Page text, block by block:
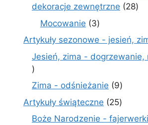
dekoracje zewnętrzne
2828
Mocowanie 33
produkty
Artykuły sezonowe - jesień,
Jesień, zima - dogrzewanie,
20
produktów
Zima - odśnieżanie 99
Artykuły świąteczne 2525
Boże Narodzenie - fajerwerki